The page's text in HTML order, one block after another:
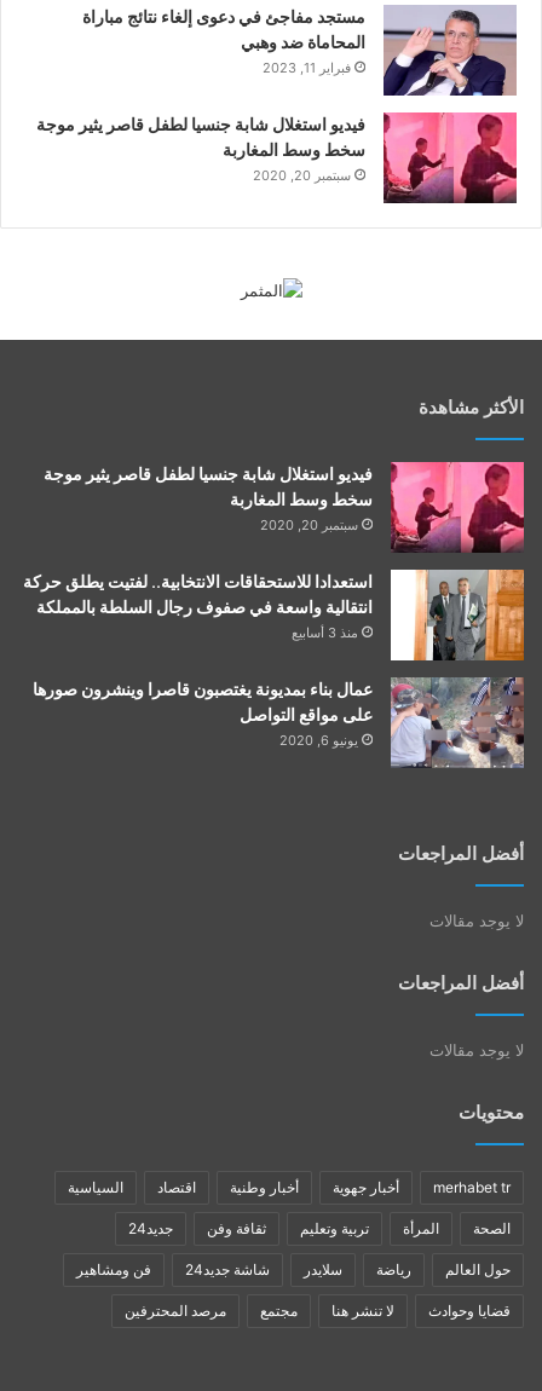
مستجد مفاجئ في دعوى إلغاء نتائج مباراة
المحاماة ضد وهبي
فبراير 11, 2023
فيديو استغلال شابة جنسيا لطفل قاصر يثير موجة
سخط وسط المغاربة
سبتمبر 20, 2020
الأكثر مشاهدة
فيديو استغلال شابة جنسيا لطفل قاصر يثير موجة
سخط وسط المغاربة
سبتمبر 20, 2020
استعدادا للاستحقاقات الانتخابية.. لفتيت يطلق حركة
انتقالية واسعة في صفوف رجال السلطة بالمملكة
منذ 3 أسابيع
عمال بناء بمديونة يغتصبون قاصرا وينشرون صورها
على مواقع التواصل
يونيو 6, 2020
أفضل المراجعات
لا يوجد مقالات
أفضل المراجعات
لا يوجد مقالات
محتويات
merhabet tr أخبار جهوية أخبار وطنية اقتصاد السياسية
الصحة المرأة تربية وتعليم ثقافة وفن جديد24
حول العالم رياضة سلايدر شاشة جديد24 فن ومشاهير
قضايا وحوادث لا تنشر هنا مجتمع مرصد المحترفين